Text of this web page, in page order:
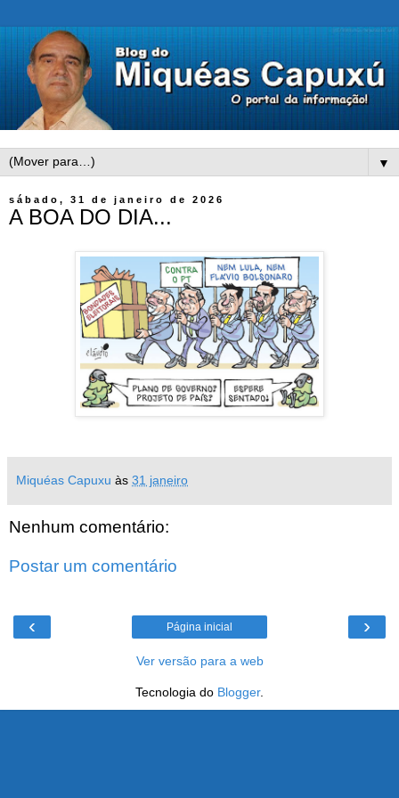
▼
sábado, 31 de janeiro de 2026
A BOA DO DIA...
Miquéas Capuxu às 31 janeiro
Nenhum comentário:
Postar um comentário
‹ ›
Página inicial
Ver versão para a web
Tecnologia do Blogger.